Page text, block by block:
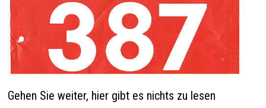
Gehen Sie weiter, hier gibt es nichts zu lesen